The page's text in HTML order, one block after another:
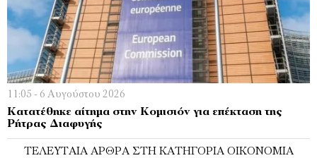
11:05 - 6 Αυγούστου 2026
Κατατέθηκε αίτημα στην Κομισιόν για επέκταση της
Ρήτρας Διαφυγής
ΤΕΛΕΥΤΑΊΑ ΆΡΘΡΑ ΣΤΗ ΚΑΤΗΓΟΡΊΑ ΟΙΚΟΝΟΜΊΑ